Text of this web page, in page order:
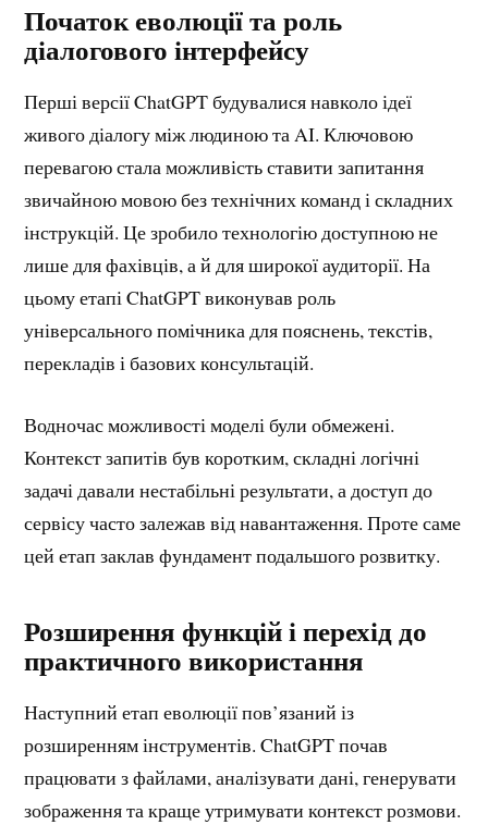
Початок еволюції та роль
діалогового інтерфейсу
Перші версії ChatGPT будувалися навколо ідеї
живого діалогу між людиною та AI. Ключовою
перевагою стала можливість ставити запитання
звичайною мовою без технічних команд і складних
інструкцій. Це зробило технологію доступною не
лише для фахівців, а й для широкої аудиторії. На
цьому етапі ChatGPT виконував роль
універсального помічника для пояснень, текстів,
перекладів і базових консультацій.
Водночас можливості моделі були обмежені.
Контекст запитів був коротким, складні логічні
задачі давали нестабільні результати, а доступ до
сервісу часто залежав від навантаження. Проте саме
цей етап заклав фундамент подальшого розвитку.
Розширення функцій і перехід до
практичного використання
Наступний етап еволюції пов’язаний із
розширенням інструментів. ChatGPT почав
працювати з файлами, аналізувати дані, генерувати
зображення та краще утримувати контекст розмови.